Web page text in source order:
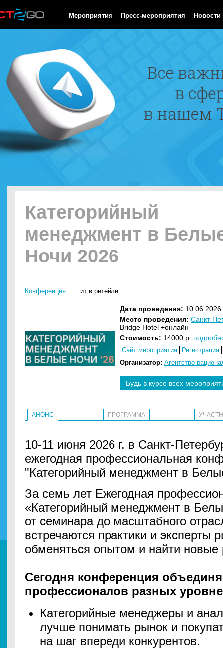
Мероприятия Пресс-мероприятия Новости
Категорийный
менеджмент в
Ночи 2026
Конференция ит в ритейле
Дата проведения:
Место проведения: Санкт-
Bridge Hotel +онлайн
Стоимость: 14000 р.
Сайт мероприятия
Регистрация
Организатор: Агентство
Будь в курсе всех
АНОНС ПРОГРАММА
10-11 июня 2026 г. в Санкт-
ежегодная профессиональная
"Категорийный менеджмент в
За семь лет Ежегодная
«Категорийный менеджмент в
от семинара до масштабного
встречаются практики и эксперты
обменяться опытом и найти
Сегодня конференция
профессионалов разных
Категорийные менеджеры и
лучше понимать рынок и
на шаг впереди конкурентов.